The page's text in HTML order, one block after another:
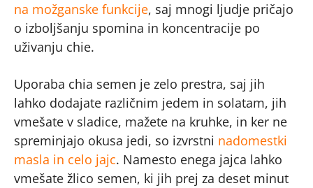
na možganske funkcije, saj mnogi ljudje pričajo
o izboljšanju spomina in koncentracije po
uživanju chie.
Uporaba chia semen je zelo prestra, saj jih
lahko dodajate različnim jedem in solatam, jih
vmešate v sladice, mažete na kruhke, in ker ne
spreminjajo okusa jedi, so izvrstni nadomestki
masla in celo jajc. Namesto enega jajca lahko
vmešate žlico semen, ki jih prej za deset minut